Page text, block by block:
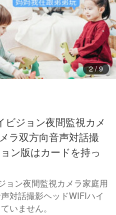
3/9
ジョン夜間監視カメ
ラ双方向音声対話撮
ン版はカードを持っ
ョン夜間監視カメラ家庭用
対話撮影ヘッドWIFIハイ
いません。